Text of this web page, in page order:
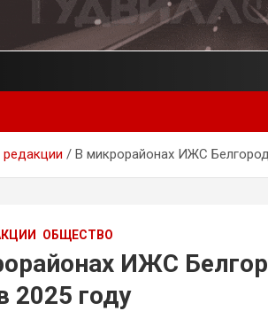
В микрорайонах ИЖС
ОБЩЕСТВО
ИЖС
2025 году